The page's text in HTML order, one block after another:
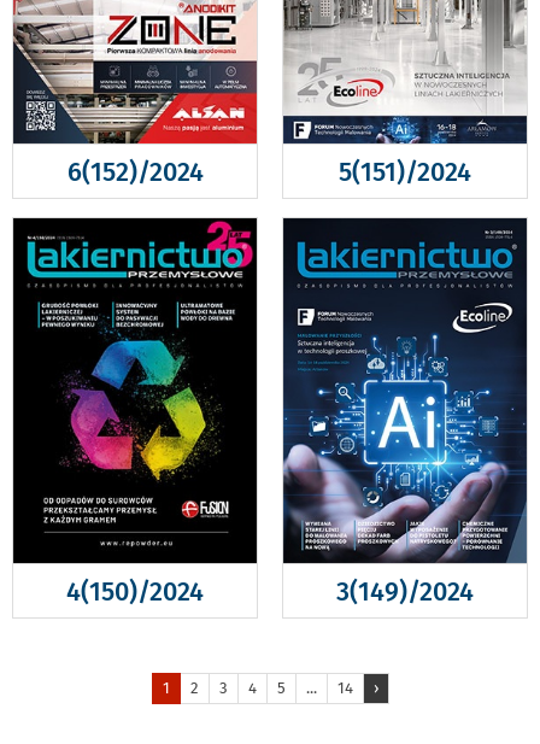
6(152)/2024 5(151)/2024
4(150)/2024 3(149)/2024
1 2 3 4 5 ... 14 ›